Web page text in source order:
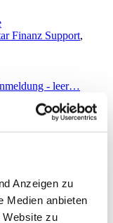
Anzeigen zu
Medien anbieten
Website zu
Finanz Support,
- leer…
VR-NetWor…